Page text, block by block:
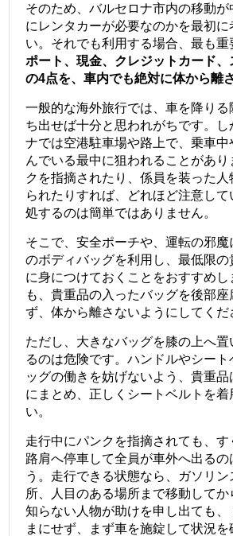
そのため、バルセロナ市内の移動が
にレンタカーが必要なのかを最初に
い。それでも利用する場合、最も重
ポート、現金、クレジットカード
の4点を、車内でも絶対に体から離
一般的な海外旅行では、車を降り
ち出せば十分と思われがちです。し
ナでは空港駐車場や路上で、乗車中
んでいる最中に狙われることがあ
クを指摘されたり、係員を装った
られたりすれば、どれほど注意し
処するのは簡単ではありません。
そこで、安全ポーチや、運転の邪
のボディバッグを利用し、最低限の
に身につけておくことをおすすめ
も、貴重品の入ったバッグを後部
ず、体から離さないようにしてくだ
ただし、大きなバッグを膝の上へ置
るのは危険です。ハンドルやシー
ッグの働きを妨げないよう、貴重
にまとめ、正しくシートベルトを着
い。
走行中にパンクを指摘されても、す
路肩へ停車して全員が車外へ出るの
う。走行できる状態なら、ガソリ
所、人目のある場所まで移動してか
知らない人物が助けを申し出ても、
まにせず、まず車を施錠して状況